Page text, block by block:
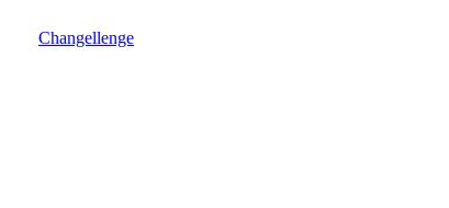
Changellenge